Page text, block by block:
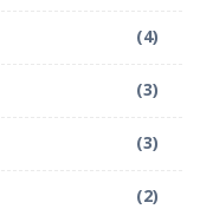
(4)
(3)
(3)
(2)